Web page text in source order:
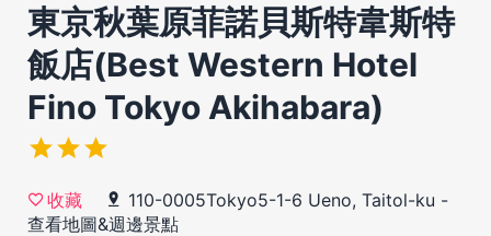
東京秋葉原菲諾貝斯特韋斯特
飯店(Best Western Hotel
Fino Tokyo Akihabara)
收藏 110-0005Tokyo5-1-6 Ueno, Taitol-ku -
查看地圖&週邊景點